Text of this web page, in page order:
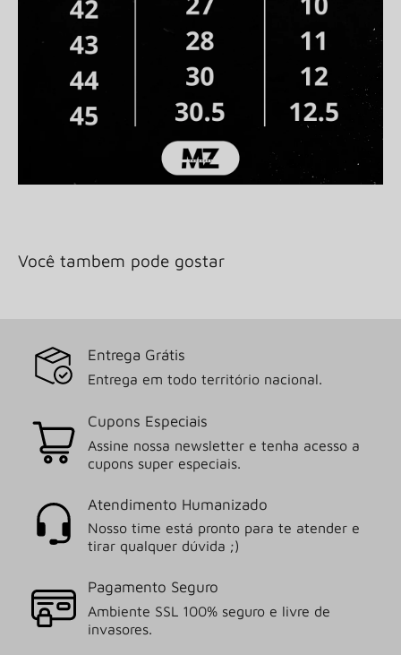
Você tambem pode gostar
Entrega Grátis
Entrega em todo território nacional.
Cupons Especiais
Assine nossa newsletter e tenha acesso a
cupons super especiais.
Atendimento Humanizado
Nosso time está pronto para te atender e
tirar qualquer dúvida ;)
Pagamento Seguro
Ambiente SSL 100% seguro e livre de
invasores.